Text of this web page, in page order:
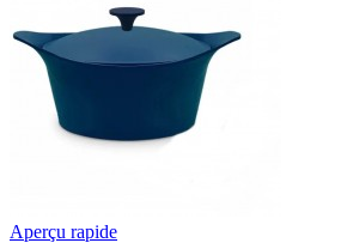
Aperçu rapide